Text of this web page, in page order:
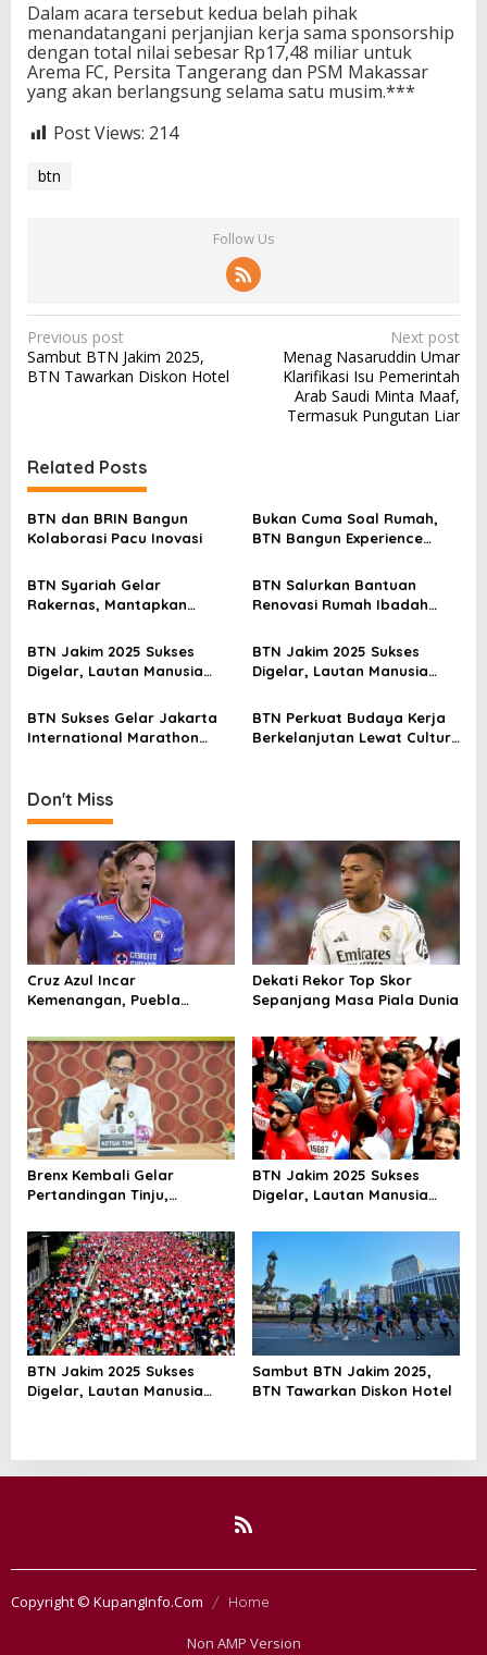
Dalam acara tersebut kedua belah pihak
menandatangani perjanjian kerja sama sponsorship
dengan total nilai sebesar Rp17,48 miliar untuk
Arema FC, Persita Tangerang dan PSM Makassar
yang akan berlangsung selama satu musim.***
Post Views: 214
btn
Follow Us
P
o
n
a
v
i
g
a
t
i
n
Previous post
Sambut BTN Jakim 2025,
BTN Tawarkan Diskon Hotel
Next post
Menag Nasaruddin Umar
Klarifikasi Isu Pemerintah
Arab Saudi Minta Maaf,
Termasuk Pungutan Liar
Related Posts
BTN dan BRIN Bangun
Kolaborasi Pacu Inovasi
Bukan Cuma Soal Rumah,
BTN Bangun Experience
BTN Syariah Gelar
Rakernas, Mantapkan
Jadi Bank Umum Syariah
BTN Salurkan Bantuan
Renovasi Rumah Ibadah
BTN Jakim 2025 Sukses
Digelar, Lautan Manusia
Thamrin
BTN Jakim 2025 Sukses
Digelar, Lautan Manusia
Thamrin
BTN Sukses Gelar Jakarta
International Marathon
BTN Perkuat Budaya Kerja
Berkelanjutan Lewat Culture
Don't Miss
Cruz Azul Incar
Kemenangan, Puebla
Pertahanan
Dekati Rekor Top Skor
Sepanjang Masa Piala Dunia
Brenx Kembali Gelar
Pertandingan Tinju,
atas Pembinaan Atlet Muda
BTN Jakim 2025 Sukses
Digelar, Lautan Manusia
Thamrin
BTN Jakim 2025 Sukses
Digelar, Lautan Manusia
Sambut BTN Jakim 2025,
BTN Tawarkan Diskon Hotel
Copyright © KupangInfo.Com Home
Non AMP Version